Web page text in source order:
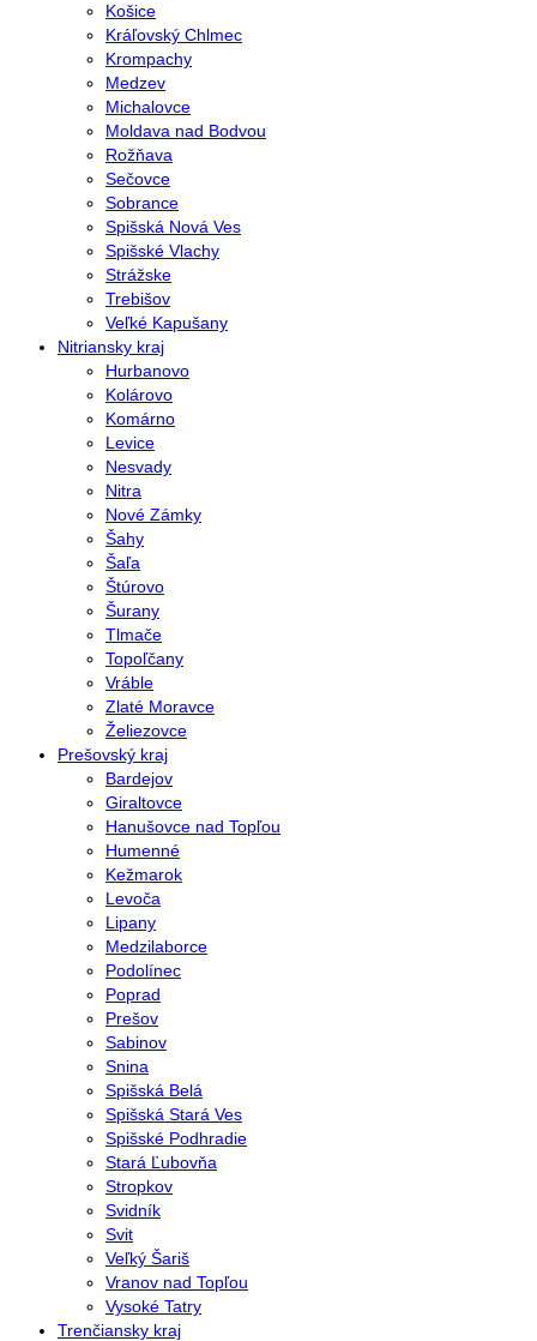
Košice
Kráľovský Chlmec
Krompachy
Medzev
Michalovce
Moldava nad Bodvou
Rožňava
Sečovce
Sobrance
Spišská Nová Ves
Spišské Vlachy
Strážske
Trebišov
Veľké Kapušany
Nitriansky kraj
Hurbanovo
Kolárovo
Komárno
Levice
Nesvady
Nitra
Nové Zámky
Šahy
Šaľa
Štúrovo
Šurany
Tlmače
Topoľčany
Vráble
Zlaté Moravce
Želiezovce
Prešovský kraj
Bardejov
Giraltovce
Hanušovce nad Topľou
Humenné
Kežmarok
Levoča
Lipany
Medzilaborce
Podolínec
Poprad
Prešov
Sabinov
Snina
Spišská Belá
Spišská Stará Ves
Spišské Podhradie
Stará Ľubovňa
Stropkov
Svidník
Svit
Veľký Šariš
Vranov nad Topľou
Vysoké Tatry
Trenčiansky kraj